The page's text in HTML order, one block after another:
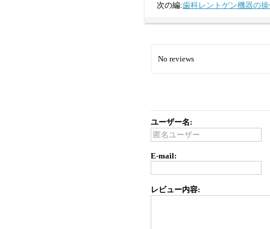
次の編:歯科レントゲン機器の
No reviews
ユーザー名:
E-mail:
レビュー内容: